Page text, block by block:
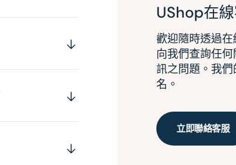
UShop在
歡迎隨時透過
向我們查詢任
訊之問題。我
名。
立即聯絡客服